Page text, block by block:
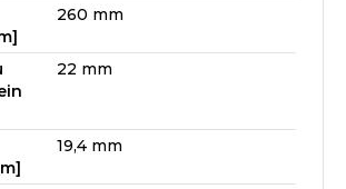
260 mm
22 mm
19,4 mm